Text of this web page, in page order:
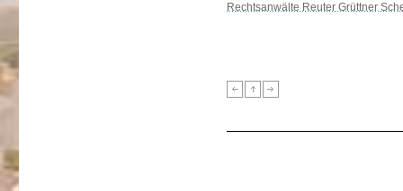
Rechtsanwälte Reuter Grüttner